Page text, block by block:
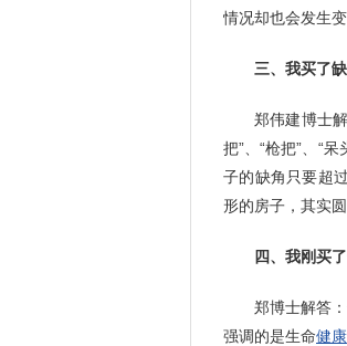
情况却也会发生
三、我买了
郑伟建博士
把”、“枪把”、“
子的缺角只要超
形的房子，其实
四、我刚买
郑博士解答
强调的是生命健康